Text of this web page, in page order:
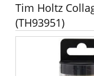
Tim Holtz
(TH93951)